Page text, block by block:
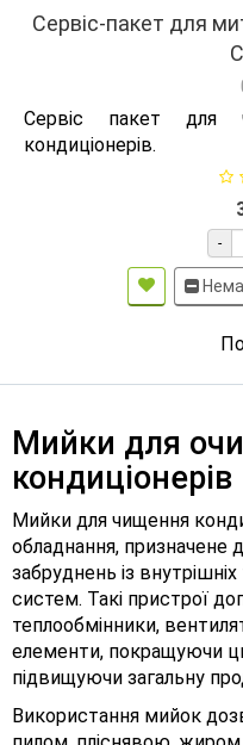
Сервіс-пакет для
Сервіс пакет для
кондиціонерів.
-
Мийки для
кондиціонерів
Мийки для чищення
обладнання, призначене
забруднень із внутрішніх
систем. Такі пристрої
теплообмінники,
елементи, покращуючи
підвищуючи загальну
Використання мийок